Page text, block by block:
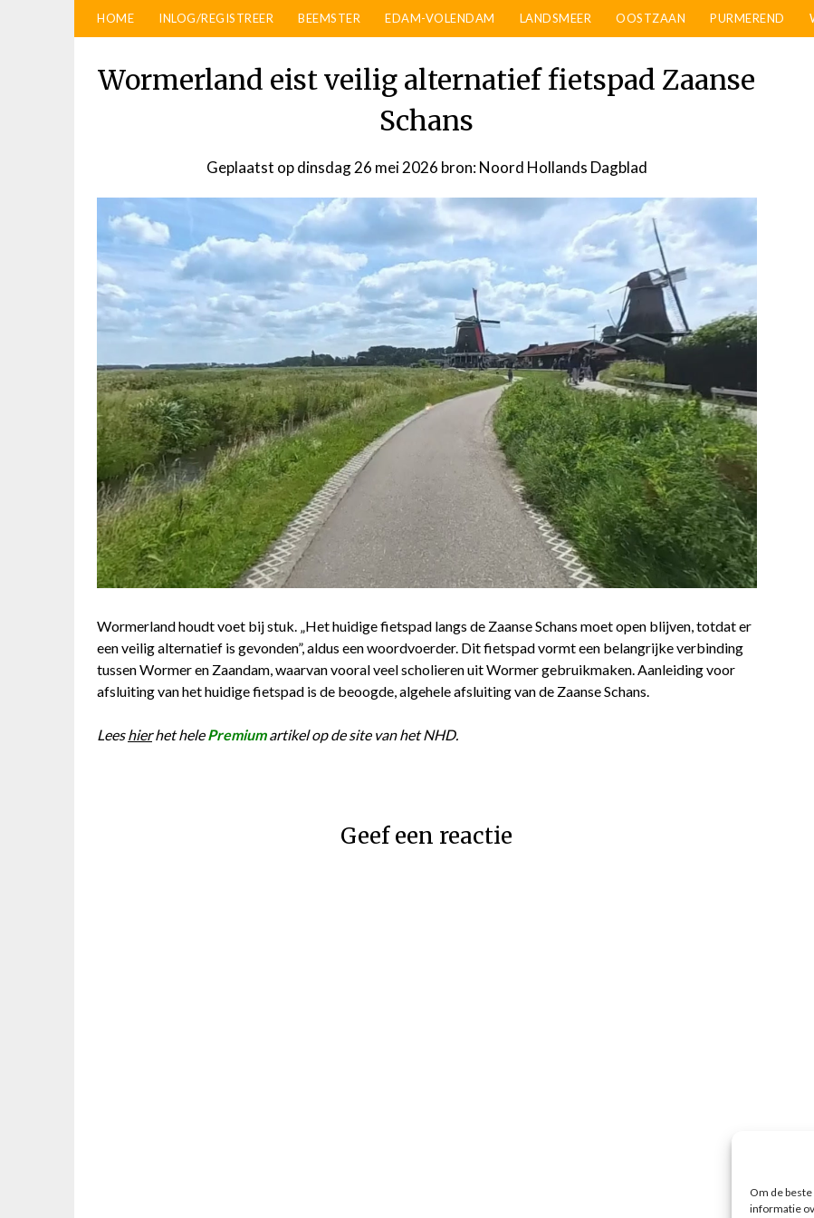
Om de
informatie
HOME INLOG/REGISTREER BEEMSTER EDAM-VOLENDAM LANDSMEER OOSTZAAN PURMEREND
Wormerland eist veilig alternatief fietspad Zaanse
Schans
Geplaatst opdinsdag 26 mei 2026 door
bron: Noord Hollands Dagblad
Wormerland houdt voet bij stuk. „Het huidige fietspad langs de Zaanse Schans moet open blijven, totdat er
een veilig alternatief is gevonden”, aldus een woordvoerder. Dit fietspad vormt een belangrijke verbinding
tussen Wormer en Zaandam, waarvan vooral veel scholieren uit Wormer gebruikmaken. Aanleiding voor
afsluiting van het huidige fietspad is de beoogde, algehele afsluiting van de Zaanse Schans.
Leeshierhet helePremium artikel op de site van het NHD.
Geef een reactie